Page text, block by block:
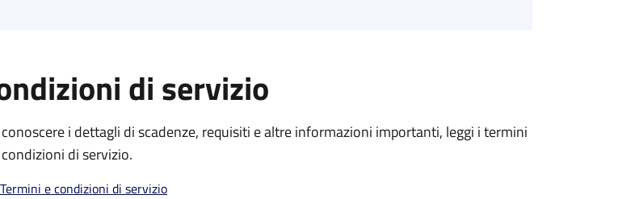
di servizio
i dettagli di scadenze, requisiti e altre informazioni importanti, leggi i termini
di servizio.
Termini e condizioni di servizio